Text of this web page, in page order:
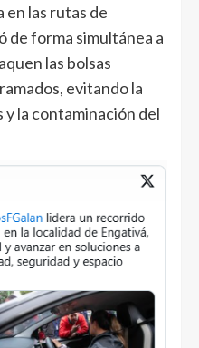
las rutas de
de forma simultánea a
las bolsas
evitando la
la contaminación del